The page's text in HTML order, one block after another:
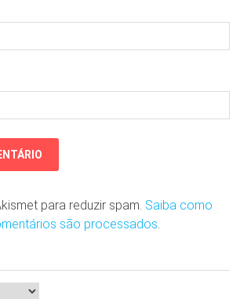
para reduzir spam. Saiba como
são processados